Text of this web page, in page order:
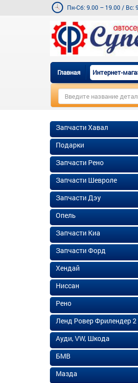
Пн-Сб: 9.00 – 19.00 / Вс:
Главная Интернет-
Запчасти Хавал
Подарки
Запчасти Рено
Запчасти Шевроле
Запчасти Дэу
Опель
Запчасти Киа
Запчасти Форд
Хендай
Ниссан
Рено
Ленд Ровер Фрилендер 2
Ауди, VW, Шкода
БМВ
Мазда